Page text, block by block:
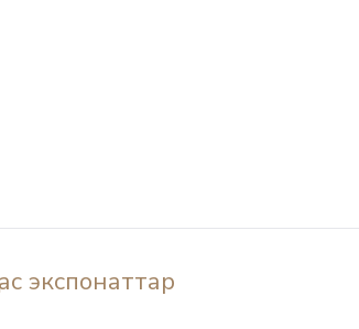
экспонаттар